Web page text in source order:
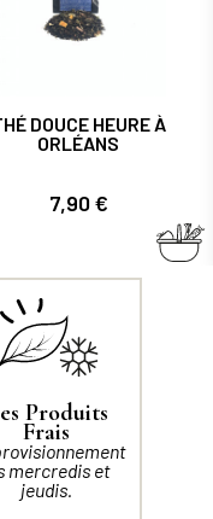
DOUCE HEURE À
ORLÉANS
Prix
7,90 €
Produits
Frais
mercredis et
jeudis.